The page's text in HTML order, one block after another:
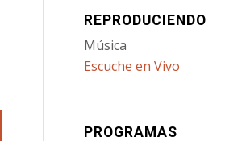
REPRODUCIENDO
Música
Escuche en Vivo
PROGRAMAS